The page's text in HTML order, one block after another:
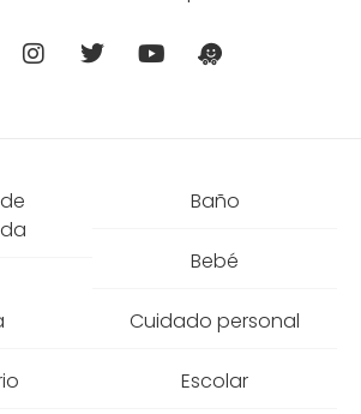
Baño
Bebé
Cuidado personal
Escolar